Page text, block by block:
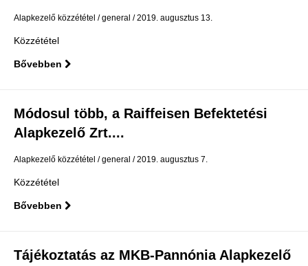
Alapkezelő közzététel general 2019. augusztus 13.
Közzététel
Bővebben
Módosul több, a Raiffeisen Befektetési
Alapkezelő Zrt....
Alapkezelő közzététel general 2019. augusztus 7.
Közzététel
Bővebben
Tájékoztatás az MKB-Pannónia Alapkezelő